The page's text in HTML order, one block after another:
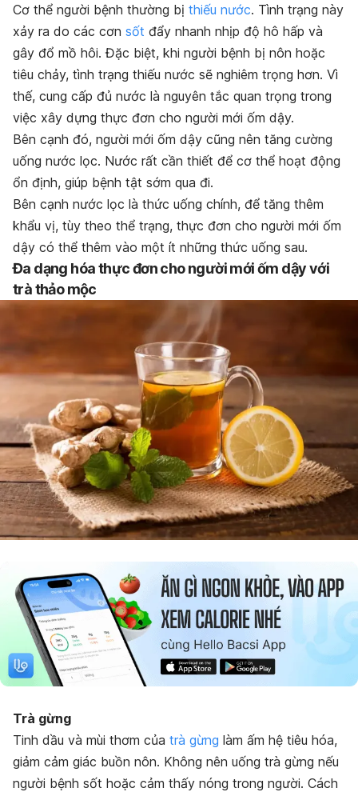
Cơ thể người bệnh thường bị thiếu nước. Tình trạng này
xảy ra do các cơn sốt đẩy nhanh nhịp độ hô hấp và
gây đổ mồ hôi. Đặc biệt, khi người bệnh bị nôn hoặc
tiêu chảy, tình trạng thiếu nước sẽ nghiêm trọng hơn. Vì
thế, cung cấp đủ nước là nguyên tắc quan trọng trong
việc xây dựng thực đơn cho người mới ốm dậy.
Bên cạnh đó, người mới ốm dậy cũng nên tăng cường
uống nước lọc. Nước rất cần thiết để cơ thể hoạt động
ổn định, giúp bệnh tật sớm qua đi.
Bên cạnh nước lọc là thức uống chính, để tăng thêm
khẩu vị, tùy theo thể trạng, thực đơn cho người mới ốm
dậy có thể thêm vào một ít những thức uống sau.
Đa dạng hóa thực đơn cho người mới ốm dậy với
trà thảo mộc
Trà gừng
Tinh dầu và mùi thơm của trà gừng làm ấm hệ tiêu hóa,
giảm cảm giác buồn nôn. Không nên uống trà gừng nếu
người bệnh sốt hoặc cảm thấy nóng trong người. Cách